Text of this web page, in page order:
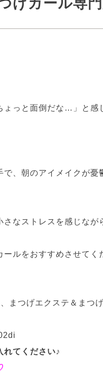
げカール専
ょっと面倒だな…」と感
で、朝のアイメイクが憂
なストレスを感じなが
ルをおすすめさせてく
まつげエクステ＆まつ
れてください♪